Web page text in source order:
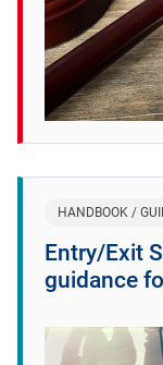
HANDBOOK /
Entry/Exit
guidance